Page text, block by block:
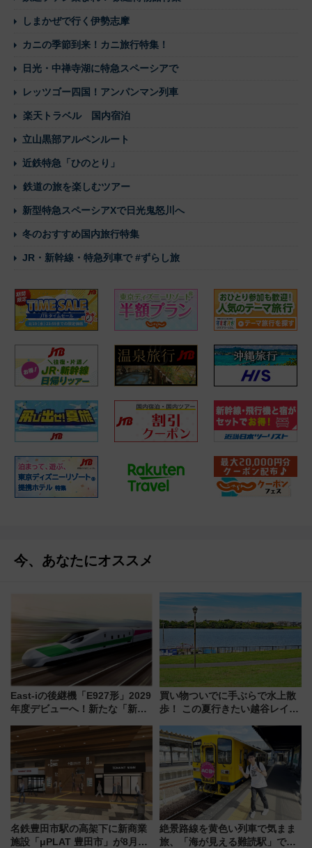
しまかぜで行く伊勢志摩
カニの季節到来！カニ旅行特集！
日光・中禅寺湖に特急スペーシアで
レッツゴー四国！アンパンマン列車
楽天トラベル 国内宿泊
立山黒部アルペンルート
近鉄特急「ひのとり」
鉄道の旅を楽しむツアー
新型特急スペーシアXで日光鬼怒川へ
冬のおすすめ国内旅行特集
JR・新幹線・特急列車で #ずらし旅
今、あなたにオススメ
East-iの後継機「E927形」2029
年度デビューへ！新たな「新幹
説【JR東日本】
買い物ついでに手ぶらで水上散
歩！ この夏行きたい越谷レイク
ア「LAKESIDE PARK」（埼玉
県越谷市）
名鉄豊田市駅の高架下に新商業
施設「μPLAT 豊田市」が8月26
絶景路線を黄色い列車で気まま
旅、「海が見える難読駅」で幸